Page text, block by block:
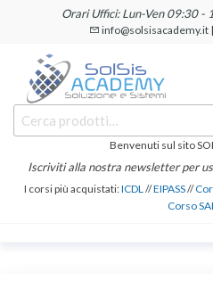
contenuto
Orari Uffici: Lun-Ven 09:30 -
info@solsisacademy.it
SOLSIS
Academy
Corsi e
Certificazioni
Linguistiche
Benvenuti sul sito
Iscriviti alla nostra newsletter per
I corsi più acquistati:ICDL//EIPASS//
Corso